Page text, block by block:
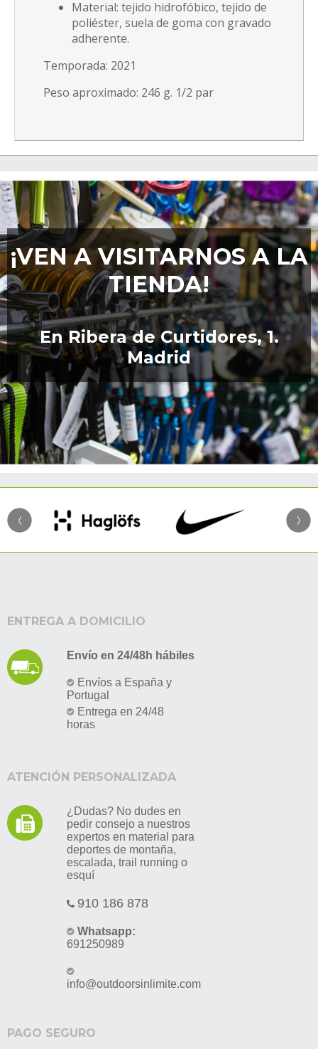
Material: tejido hidrofóbico, tejido de
poliéster, suela de goma con gravado
adherente.
Temporada: 2021
Peso aproximado: 246 g. 1/2 par
¡VEN A VISITARNOS A LA
TIENDA!
En Ribera de Curtidores, 1.
Madrid
ENTREGA A DOMICILIO
Envío en 24/48h hábiles
Envíos a España y
Portugal
Entrega en 24/48
horas
ATENCIÓN PERSONALIZADA
¿Dudas? No dudes en
pedir consejo a nuestros
expertos en material para
deportes de montaña,
escalada, trail running o
esquí
910 186 878
Whatsapp:
691250989
info@outdoorsinlimite.com
PAGO SEGURO